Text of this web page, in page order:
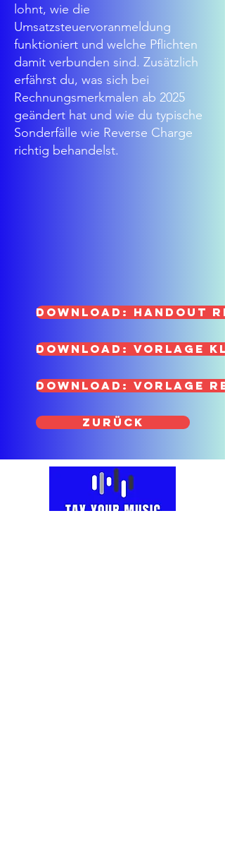
lohnt, wie die
Umsatzsteuervoranmeldung
funktioniert und welche Pflichten
damit verbunden sind. Zusätzlich
erfährst du, was sich bei
Rechnungsmerkmalen ab 2025
geändert hat und wie du typische
Sonderfälle wie Reverse Charge
richtig behandelst.
Download: Handout
Download: Vorlage
Download: Vorlage
ZURÜCK